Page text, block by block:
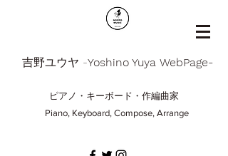
​吉野ユウヤ -Yoshino Yuya WebPage-
ピアノ・キーボード・作編曲家
Piano, Keyboard, Compose, Arrange